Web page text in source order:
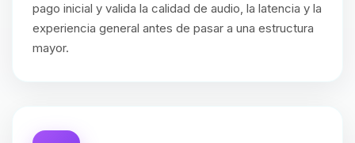
pago inicial y valida la calidad de audio, la latencia y la
experiencia general antes de pasar a una estructura
mayor.